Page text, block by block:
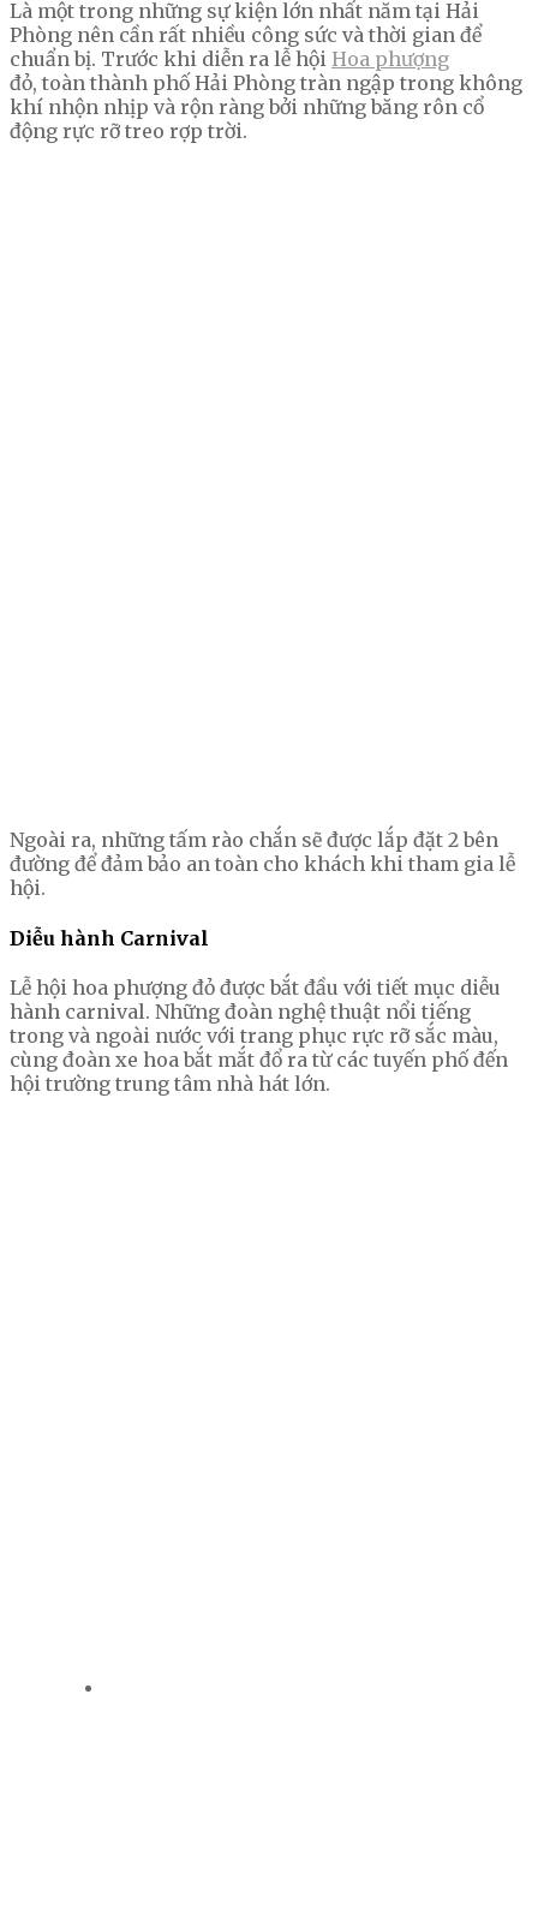
Là một trong những sự kiện lớn nhất năm tại Hải
Phòng nên cần rất nhiều công sức và thời gian để
chuẩn bị. Trước khi diễn ra lễ hội Hoa phượng
đỏ, toàn thành phố Hải Phòng tràn ngập trong không
khí nhộn nhịp và rộn ràng bởi những băng rôn cổ
động rực rỡ treo rợp trời.
Ngoài ra, những tấm rào chắn sẽ được lắp đặt 2 bên
đường để đảm bảo an toàn cho khách khi tham gia lễ
hội.
Diễu hành Carnival
Lễ hội hoa phượng đỏ được bắt đầu với tiết mục diễu
hành carnival. Những đoàn nghệ thuật nổi tiếng
trong và ngoài nước với trang phục rực rỡ sắc màu,
cùng đoàn xe hoa bắt mắt đổ ra từ các tuyến phố đến
hội trường trung tâm nhà hát lớn.